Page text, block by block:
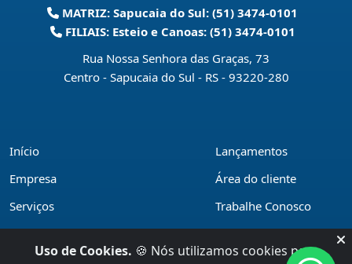
MATRIZ: Sapucaia do Sul: (51) 3474-0101
FILIAIS: Esteio e Canoas: (51) 3474-0101
Rua Nossa Senhora das Graças, 73
Centro - Sapucaia do Sul - RS - 93220-280
Início
Empresa
Serviços
Financiamentos
Lançamentos
Área do cliente
Trabalhe Conosco
Políticas de privacidade
Uso de Cookies. 🍪 Nós utilizamos cookies para